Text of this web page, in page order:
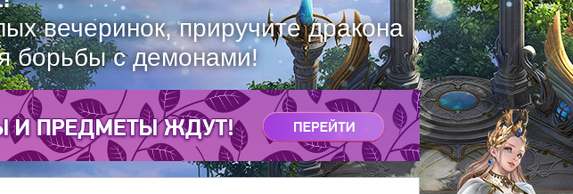
вечеринок, приручите дракона
борьбы с демонами!